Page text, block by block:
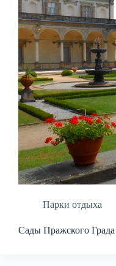
Парки отдыха
Сады Пражского Града